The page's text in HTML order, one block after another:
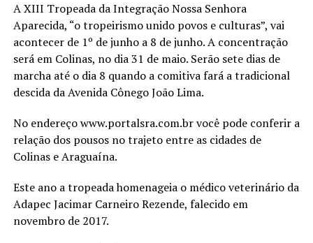
A XIII Tropeada da Integração Nossa Senhora
Aparecida, “o tropeirismo unido povos e culturas”, vai
acontecer de 1º de junho a 8 de junho. A concentração
será em Colinas, no dia 31 de maio. Serão sete dias de
marcha até o dia 8 quando a comitiva fará a tradicional
descida da Avenida Cônego João Lima.
No endereço www.portalsra.com.br você pode conferir a
relação dos pousos no trajeto entre as cidades de
Colinas e Araguaína.
Este ano a tropeada homenageia o médico veterinário da
Adapec Jacimar Carneiro Rezende, falecido em
novembro de 2017.